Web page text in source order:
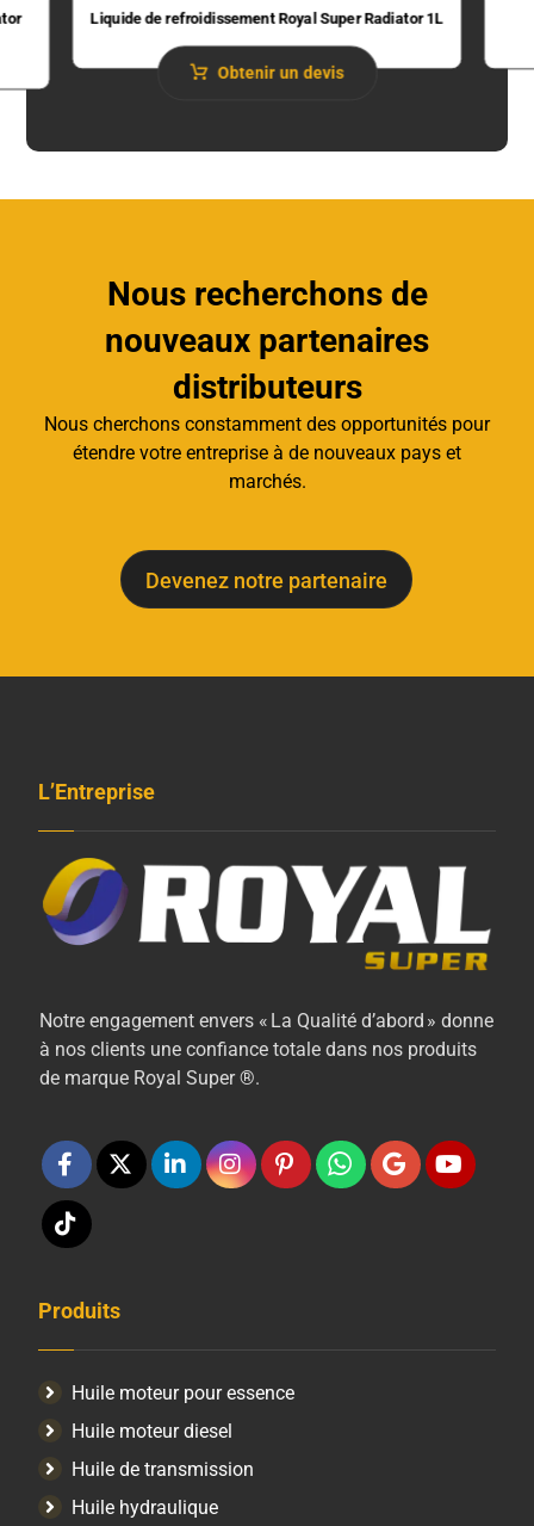
Liquide de refroidissement Royal Super Radiator 1L
Obtenir un devis
Nous recherchons de
nouveaux partenaires
distributeurs
Nous cherchons constamment des opportunités pour
étendre votre entreprise à de nouveaux pays et
marchés.
Devenez notre partenaire
L’Entreprise
Notre engagement envers « La Qualité d’abord » donne
à nos clients une confiance totale dans nos produits
de marque Royal Super ®.
Produits
Huile moteur pour essence
Huile moteur diesel
Huile de transmission
Huile hydraulique